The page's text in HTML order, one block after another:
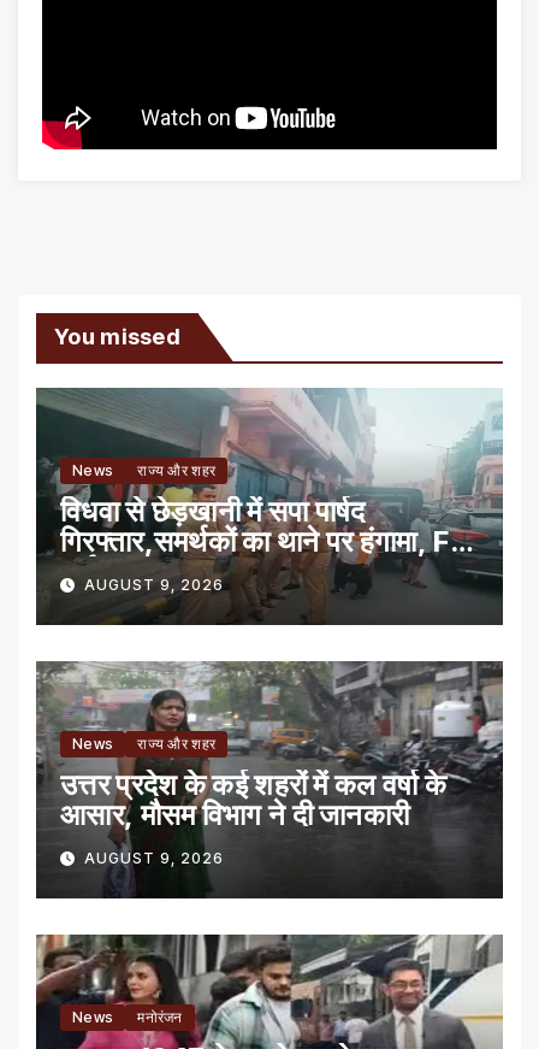
You missed
News राज्य और शहर
विधवा से छेड़खानी में सपा पार्षद
गिरफ्तार,समर्थकों का थाने पर हंगामा, FIR
दर्जAUGUST 9, 2026
News राज्य और शहर
उत्तर प्रदेश के कई शहरों में कल वर्षा के
आसार, मौसम विभाग ने दी जानकारी
AUGUST 9, 2026
News मनोरंजन